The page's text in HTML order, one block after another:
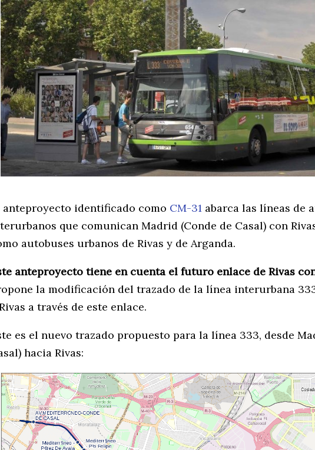
anteproyecto identificado como CM-31 abarca las líneas de
que comunican Madrid (Conde de Casal) con
autobuses urbanos de Rivas y de Arganda.
anteproyecto tiene en cuenta el futuro enlace de Rivas
la modificación del trazado de la línea interurbana
a través de este enlace.
es el nuevo trazado propuesto para la línea 333, desde
hacia Rivas: